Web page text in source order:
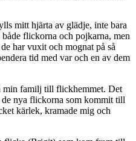
mitt hjärta av glädje, inte bara
flickorna och pojkarna, men
har vuxit och mognat på så
tid med var och en av dem
min familj till flickhemmet. Det
nya flickorna som kommit till
kärlek, kramade mig och